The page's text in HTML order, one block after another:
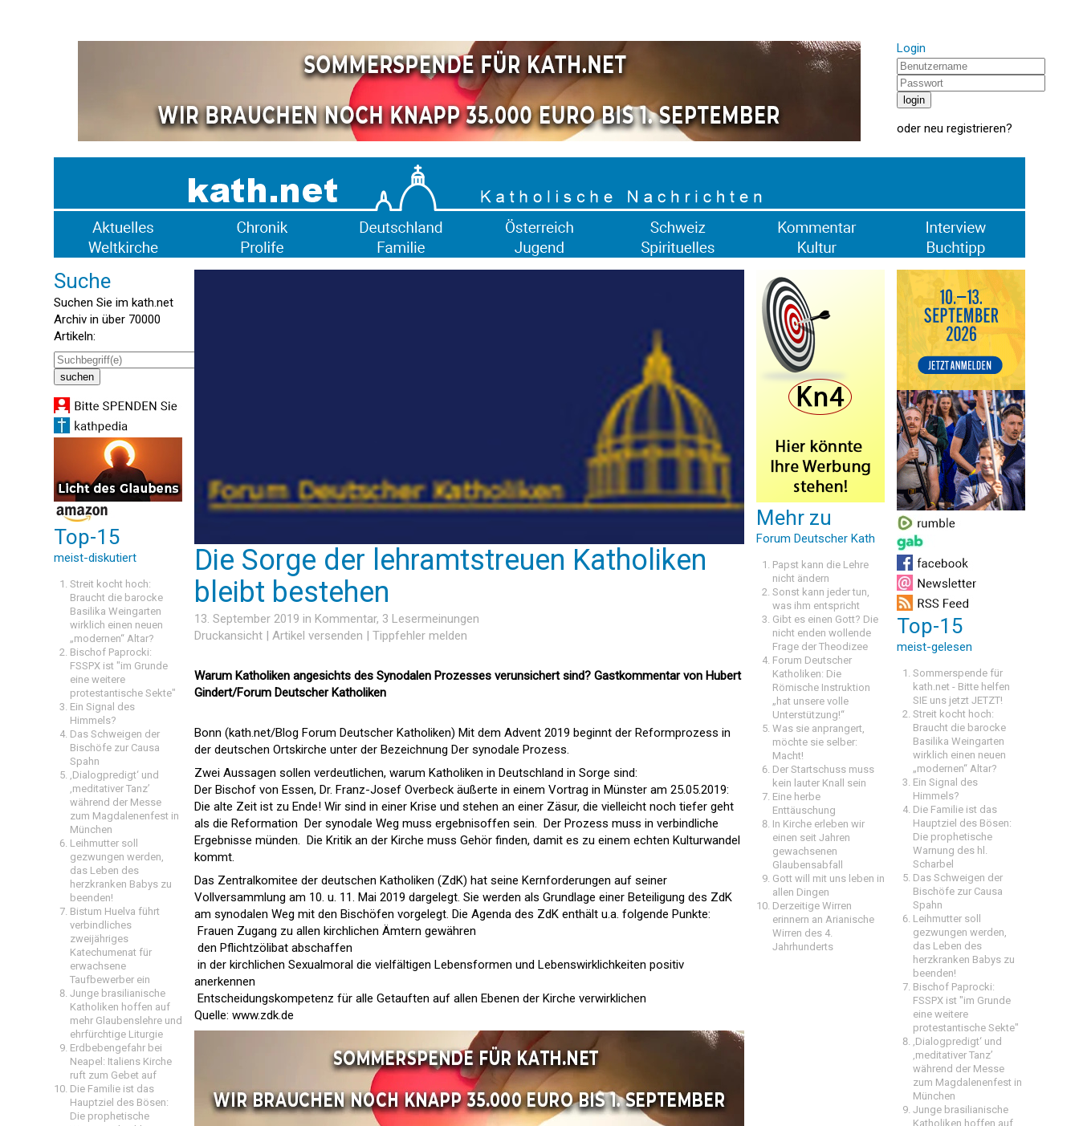
Login
oder neu registrieren?
Suche
Suchen Sie im kath.net
Archiv in über 70000
Artikeln:
Top-15
meist-diskutiert
Streit kocht hoch:
Braucht die barocke
Basilika Weingarten
wirklich einen neuen
„modernen“ Altar?
Bischof Paprocki:
FSSPX ist "im Grunde
eine weitere
protestantische Sekte"
Ein Signal des
Himmels?
Das Schweigen der
Bischöfe zur Causa
Spahn
‚Dialogpredigt‘ und
‚meditativer Tanz’
während der Messe
zum Magdalenenfest in
München
Leihmutter soll
gezwungen werden,
das Leben des
herzkranken Babys zu
beenden!
Bistum Huelva führt
verbindliches
zweijähriges
Katechumenat für
erwachsene
Taufbewerber ein
Junge brasilianische
Katholiken hoffen auf
mehr Glaubenslehre und
ehrfürchtige Liturgie
Erdbebengefahr bei
Neapel: Italiens Kirche
ruft zum Gebet auf
Die Familie ist das
Hauptziel des Bösen:
Die prophetische
Die Sorge der lehramtstreuen Katholiken
bleibt bestehen
13. September 2019 in Kommentar, 3 Lesermeinungen
Druckansicht | Artikel versenden | Tippfehler melden
Warum Katholiken angesichts des Synodalen Prozesses verunsichert sind? Gastkommentar von Hubert
Gindert/Forum Deutscher Katholiken
Bonn (kath.net/Blog Forum Deutscher Katholiken) Mit dem Advent 2019 beginnt der Reformprozess in
der deutschen Ortskirche unter der Bezeichnung Der synodale Prozess.
Zwei Aussagen sollen verdeutlichen, warum Katholiken in Deutschland in Sorge sind:
Der Bischof von Essen, Dr. Franz-Josef Overbeck äußerte in einem Vortrag in Münster am 25.05.2019:
Die alte Zeit ist zu Ende! Wir sind in einer Krise und stehen an einer Zäsur, die vielleicht noch tiefer geht
als die Reformation  Der synodale Weg muss ergebnisoffen sein.  Der Prozess muss in verbindliche
Ergebnisse münden.  Die Kritik an der Kirche muss Gehör finden, damit es zu einem echten Kulturwandel
kommt.
Das Zentralkomitee der deutschen Katholiken (ZdK) hat seine Kernforderungen auf seiner
Vollversammlung am 10. u. 11. Mai 2019 dargelegt. Sie werden als Grundlage einer Beteiligung des ZdK
am synodalen Weg mit den Bischöfen vorgelegt. Die Agenda des ZdK enthält u.a. folgende Punkte:
 Frauen Zugang zu allen kirchlichen Ämtern gewähren
 den Pflichtzölibat abschaffen
 in der kirchlichen Sexualmoral die vielfältigen Lebensformen und Lebenswirklichkeiten positiv
anerkennen
 Entscheidungskompetenz für alle Getauften auf allen Ebenen der Kirche verwirklichen
Quelle: www.zdk.de
Mehr zu
Forum Deutscher Kath
Papst kann die Lehre
nicht ändern
Sonst kann jeder tun,
was ihm entspricht
Gibt es einen Gott? Die
nicht enden wollende
Frage der Theodizee
Forum Deutscher
Katholiken: Die
Römische Instruktion
„hat unsere volle
Unterstützung!“
Was sie anprangert,
möchte sie selber:
Macht!
Der Startschuss muss
kein lauter Knall sein
Eine herbe
Enttäuschung
In Kirche erleben wir
einen seit Jahren
gewachsenen
Glaubensabfall
Gott will mit uns leben in
allen Dingen
Derzeitige Wirren
erinnern an Arianische
Wirren des 4.
Jahrhunderts
Top-15
meist-gelesen
Sommerspende für
kath.net - Bitte helfen
SIE uns jetzt JETZT!
Streit kocht hoch:
Braucht die barocke
Basilika Weingarten
wirklich einen neuen
„modernen“ Altar?
Ein Signal des
Himmels?
Die Familie ist das
Hauptziel des Bösen:
Die prophetische
Warnung des hl.
Scharbel
Das Schweigen der
Bischöfe zur Causa
Spahn
Leihmutter soll
gezwungen werden,
das Leben des
herzkranken Babys zu
beenden!
Bischof Paprocki:
FSSPX ist "im Grunde
eine weitere
protestantische Sekte"
‚Dialogpredigt‘ und
‚meditativer Tanz’
während der Messe
zum Magdalenenfest in
München
Junge brasilianische
Katholiken hoffen auf